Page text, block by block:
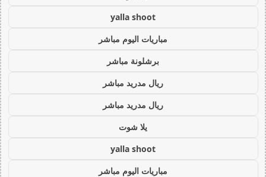
yalla shoot
مباريات اليوم مباشر
برشلونة مباشر
ريال مدريد مباشر
ريال مدريد مباشر
يلا شوت
yalla shoot
مباريات اليوم مباشر